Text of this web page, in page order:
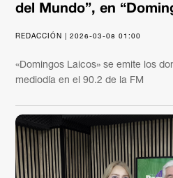
del Mundo”, en
REDACCIÓN | 2026-03-08 01:00
«Domingos Laicos» se emite los
mediodía en el 90.2 de la FM